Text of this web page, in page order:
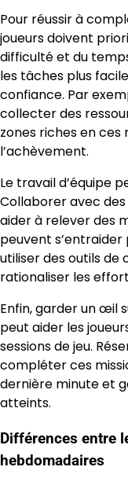
Pour réussir à
joueurs doivent
difficulté et du
les tâches plus
confiance. Par
collecter des
zones riches en
l’achèvement.
Le travail d’équipe
Collaborer avec
aider à relever des
peuvent
utiliser des outils de
rationaliser les
Enfin, garder un œil
peut aider les
sessions de jeu.
compléter ces
dernière minute et
atteints.
Différences entre
hebdomadaires